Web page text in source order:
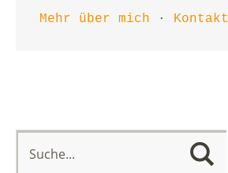
Mehr über mich · Kontakt